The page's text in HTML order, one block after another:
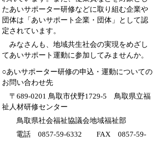
たあいサポーター研修などに取り組む企業や
団体は「あいサポート企業・団体」として認
定されています。
みなさんも、地域共生社会の実現をめざし
てあいサポート運動に参加してみませんか。
○あいサポーター研修の申込・運動についての
お問い合わせ先
〒 689-0201 鳥取市伏野1729-5 鳥取県立福
祉人材研修センター
鳥取県社会福祉協議会地域福祉部
電話0857-59-6332 FAX
0857-59-